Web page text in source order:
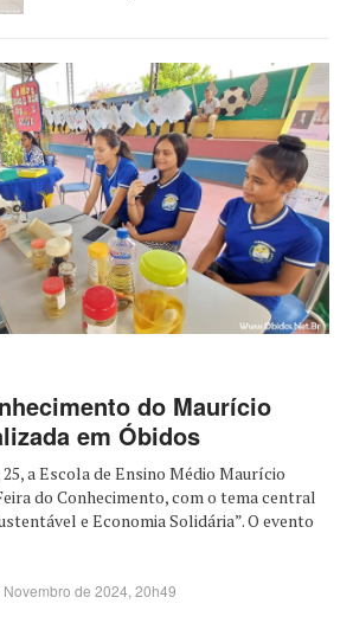
do Maurício
em Óbidos
a Escola de Ensino Médio Maurício
do Conhecimento, com o tema central
e Economia Solidária”. O evento
de 2024, 20h49